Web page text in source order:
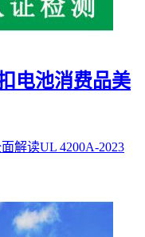
电池消费品美
面解读UL 4200A-2023